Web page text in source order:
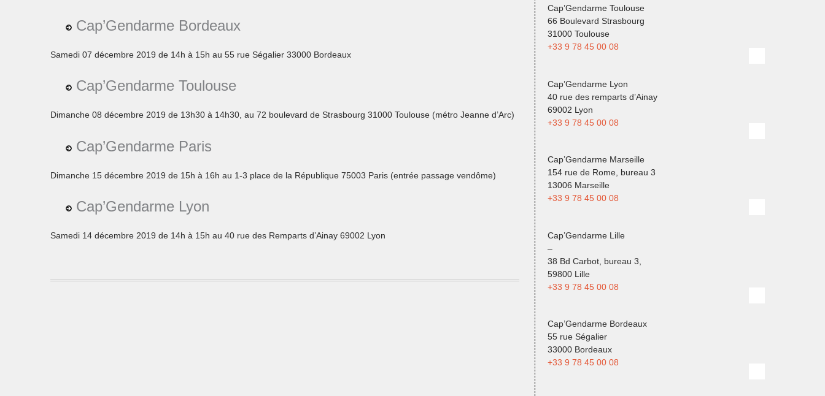
Cap’Gendarme Bordeaux
Samedi 07 décembre 2019 de 14h à 15h au 55 rue Ségalier 33000 Bordeaux
Cap’Gendarme Toulouse
Dimanche 08 décembre 2019 de 13h30 à 14h30, au 72 boulevard de Strasbourg 31000 Toulouse (métro Jeanne d’Arc)
Cap’Gendarme Paris
Dimanche 15 décembre 2019 de 15h à 16h au 1-3 place de la République 75003 Paris (entrée passage vendôme)
Cap’Gendarme Lyon
Samedi 14 décembre 2019 de 14h à 15h au 40 rue des Remparts d’Ainay 69002 Lyon
Cap’Gendarme Toulouse
66 Boulevard Strasbourg
31000 Toulouse
+33 9 78 45 00 08
Cap’Gendarme Lyon
40 rue des remparts d’Ainay
69002 Lyon
+33 9 78 45 00 08
Cap’Gendarme Marseille
154 rue de Rome, bureau 3
13006 Marseille
+33 9 78 45 00 08
Cap’Gendarme Lille
–
38 Bd Carbot, bureau 3,
59800 Lille
+33 9 78 45 00 08
Cap’Gendarme Bordeaux
55 rue Ségalier
33000 Bordeaux
+33 9 78 45 00 08